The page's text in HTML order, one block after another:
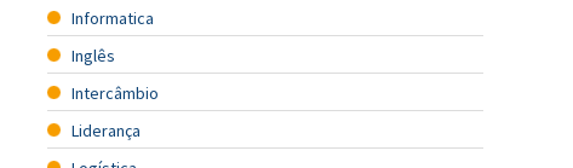
Informatica
Inglês
Intercâmbio
Liderança